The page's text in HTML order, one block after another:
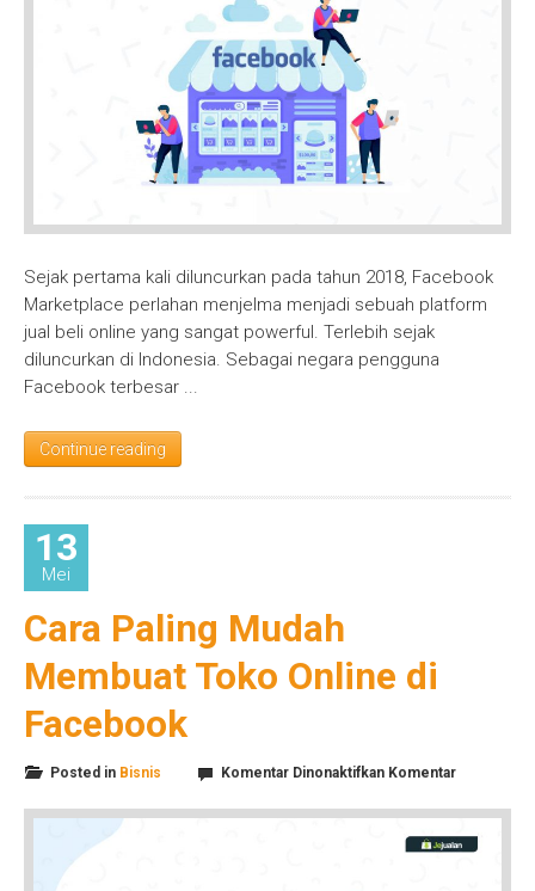
Facebook
Marketplace
Sejak pertama kali diluncurkan pada tahun 2018, Facebook
Marketplace perlahan menjelma menjadi sebuah platform
jual beli online yang sangat powerful. Terlebih sejak
diluncurkan di Indonesia. Sebagai negara pengguna
Facebook terbesar ...
Continue reading
13
Mei
Cara Paling Mudah
Membuat Toko Online di
Facebook
Posted in Bisnis Komentar Dinonaktifkanpada
Paling
Mudah
Komentar